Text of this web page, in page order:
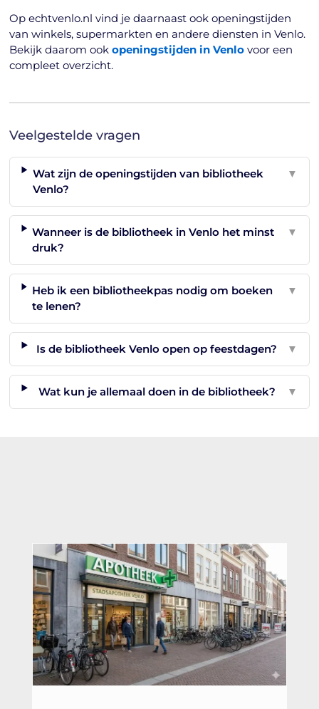
Op echtvenlo.nl vind je daarnaast ook openingstijden
van winkels, supermarkten en andere diensten in Venlo.
Bekijk daarom ookopeningstijden in Venlo voor een
compleet overzicht.
Veelgestelde vragen
Wat zijn de openingstijden van bibliotheek
Venlo?
▼
Wanneer is de bibliotheek in Venlo het minst
druk?
▼
Heb ik een bibliotheekpas nodig om boeken
te lenen?
▼
Is de bibliotheek Venlo open op feestdagen? ▼
Wat kun je allemaal doen in de bibliotheek? ▼